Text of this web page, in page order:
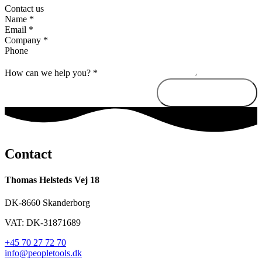
Contact us
Name *
Email *
Company *
Phone
How can we help you? *
Contact
Thomas Helsteds Vej 18
DK-8660 Skanderborg
VAT: DK-31871689
+45 70 27 72 70
info@peopletools.dk